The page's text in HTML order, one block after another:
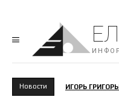
Новости ИГОРЬ